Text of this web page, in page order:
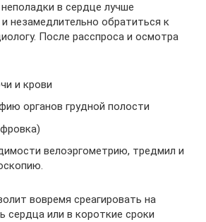
в сердце лучше
незамедлительно обратиться к
После расспроса и осмотра
и крови
органов грудной полости
велоэргометрию, тредмил и
вовремя среагировать на
сердца или в короткие сроки